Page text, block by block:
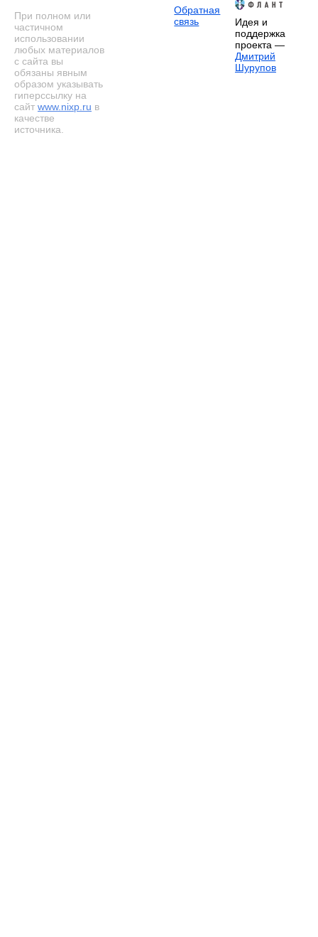
При полном или
частичном
использовании
любых материалов
с сайта вы
обязаны явным
образом указывать
гиперссылку на
сайт www.nixp.ru в
качестве
источника.
Обратная
связь
Идея и
поддержка
проекта —
Дмитрий
Шурупов